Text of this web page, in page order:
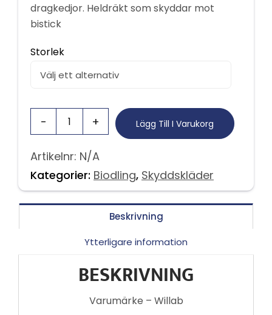
dragkedjor. Heldräkt som skyddar mot
bistick
Storlek
Lägg Till I Varukorg
Artikelnr: N/A
Kategorier: Biodling, Skyddskläder
Beskrivning
Ytterligare information
BESKRIVNING
Varumärke – Willab